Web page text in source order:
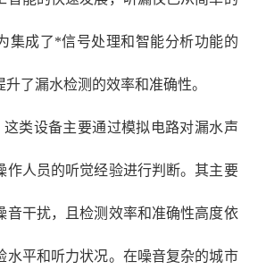
集成了*信号处理和智能分析功能的
了漏水检测的效率和准确性。
这类设备主要通过模拟电路对漏水声
作人员的听觉经验进行判断。其主要
音干扰，且检测效率和准确性高度依
水平和听力状况。在噪音复杂的城市